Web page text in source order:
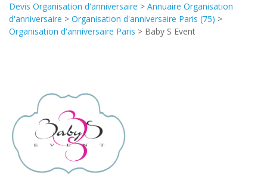
Devis Organisation d'anniversaire > Annuaire Organisation
d'anniversaire > Organisation d'anniversaire Paris (75) >
Organisation d'anniversaire Paris > Baby S Event